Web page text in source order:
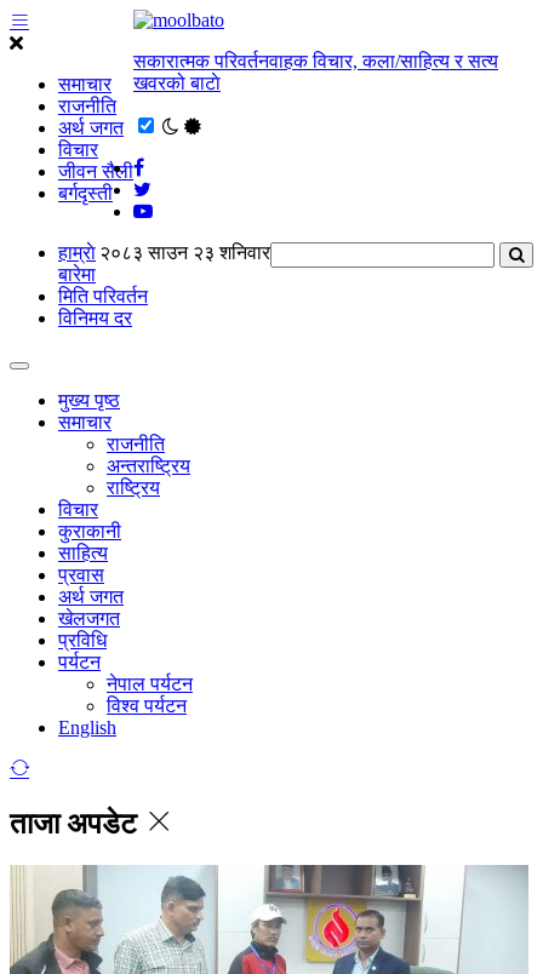
समाचार
राजनीति
अर्थ जगत
विचार
जीवन सैली
बर्गदृस्ती
सकारात्मक परिवर्तनवाहक विचार, कला/साहित्य र सत्य
खवरको बाटाे
२०८३ साउन २३ शनिवार
हाम्राे
बारेमा
मिति परिवर्तन
विनिमय दर
मुख्य पृष्ठ
समाचार
राजनीति
अन्तराष्ट्रिय
राष्ट्रिय
विचार
कुराकानी
साहित्य
प्रवास
अर्थ जगत
खेलजगत
प्रविधि
पर्यटन
नेपाल पर्यटन
विश्व पर्यटन
English
ताजा अपडेट